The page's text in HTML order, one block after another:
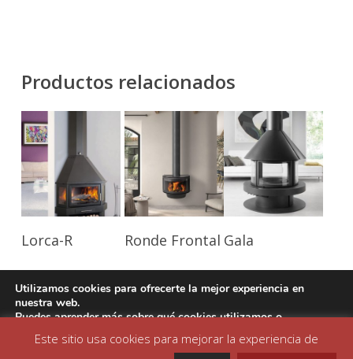
Productos relacionados
Leer Más
Lorca-R Leer Más
Ronde Frontal Gala
© 2026 Peforsa | Estufas y chimeneas.
Este sitio usa cookies para mejorar la experiencia de
Utilizamos cookies para ofrecerte la mejor experiencia en
nuestra web.
Puedes aprender más sobre qué cookies utilizamos o
desactivarlas en los
ajustes